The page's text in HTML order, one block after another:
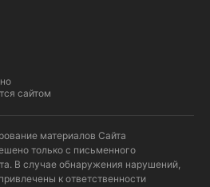
сайтом
материалов Сайта
только с письменного
В случае обнаружения нарушений,
к ответственности